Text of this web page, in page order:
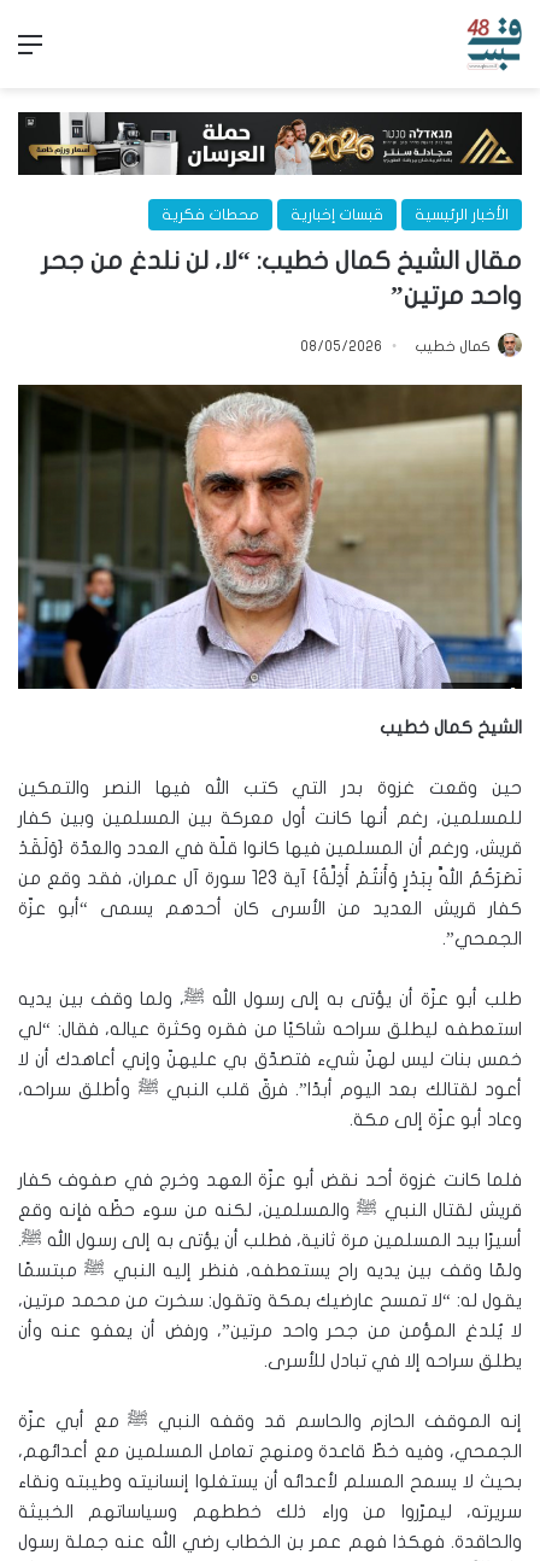
الأخبار الرئيسية قبسات إخبارية محطات فكرية
مقال الشيخ كمال خطيب: “لا، لن نلدغ من جحر
واحد مرتين”
كمال خطيب 08/05/2026
الشيخ كمال خطيب
حين وقعت غزوة بدر التي كتب الله فيها النصر والتمكين
للمسلمين، رغم أنها كانت أول معركة بين المسلمين وبين كفار
قريش، ورغم أن المسلمين فيها كانوا قلّة في العدد والعدّة {وَلَقَدْ
نَصَرَكُمُ اللَّهُ بِبَدْرٍ وَأَنتُمْ أَذِلَّةٌ} آية 123 سورة آل عمران، فقد وقع من
كفار قريش العديد من الأسرى كان أحدهم يسمى “أبو عزّة
الجمحي”.
طلب أبو عزّة أن يؤتى به إلى رسول الله ﷺ، ولما وقف بين يديه
استعطفه ليطلق سراحه شاكيًا من فقره وكثرة عياله، فقال: “لي
خمس بنات ليس لهنّ شيء فتصدّق بي عليهنّ وإني أعاهدك أن لا
أعود لقتالك بعد اليوم أبدًا”. فرقّ قلب النبي ﷺ وأطلق سراحه،
وعاد أبو عزّة إلى مكة.
فلما كانت غزوة أحد نقض أبو عزّة العهد وخرج في صفوف كفار
قريش لقتال النبي ﷺ والمسلمين، لكنه من سوء حظّه فإنه وقع
أسيرًا بيد المسلمين مرة ثانية، فطلب أن يؤتى به إلى رسول الله ﷺ.
ولمّا وقف بين يديه راح يستعطفه، فنظر إليه النبي ﷺ مبتسمًا
يقول له: “لا تمسح عارضيك بمكة وتقول: سخرت من محمد مرتين،
لا يُلدغ المؤمن من جحر واحد مرتين”، ورفض أن يعفو عنه وأن
يطلق سراحه إلا في تبادل للأسرى.
إنه الموقف الحازم والحاسم قد وقفه النبي ﷺ مع أبي عزّة
الجمحي، وفيه خطّ قاعدة ومنهج تعامل المسلمين مع أعدائهم،
بحيث لا يسمح المسلم لأعدائه أن يستغلوا إنسانيته وطيبته ونقاء
سريرته، ليمرّروا من وراء ذلك خططهم وسياساتهم الخبيثة
والحاقدة. فهكذا فهم عمر بن الخطاب رضي الله عنه جملة رسول